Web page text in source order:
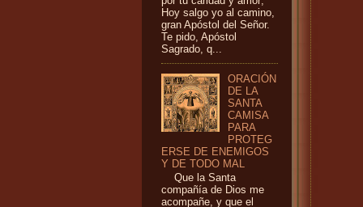
Hoy salgo yo al camino,
gran Apóstol del Señor.
Te pido, Apóstol
Sagrado, q...
ORACIÓN
DE LA
SANTA
CAMISA
PARA
PROTEG
ERSE DE ENEMIGOS
Y DE TODO MAL
Que la Santa
compañía de Dios me
acompañe, y que el